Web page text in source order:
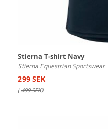
Stierna T-shirt Navy
Stierna Equestrian Sportswear
299 SEK
(499 SEK)